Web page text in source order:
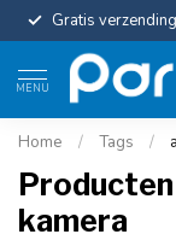
Gratis verzending
MENU
Home / Tags /
kamera